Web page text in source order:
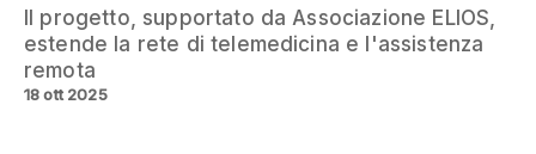
Il progetto, supportato da Associazione ELIOS,
estende la rete di telemedicina e l'assistenza
remota
18 ott 2025